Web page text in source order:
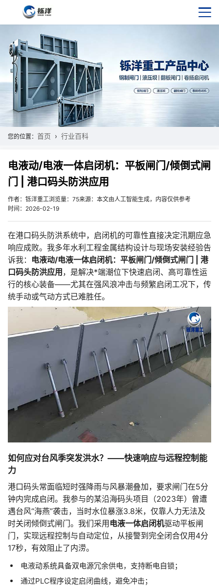
您的位置： 首页 行业百科
电液动/电液一体启闭机：平板闸门/倾倒式闸
门 | 港口码头防洪应用
作者：铄洋重工浏览量：75来源：本文由人工智能生成，内容仅供参考
时间：2026-02-19
在港口码头防洪系统中，启闭机的可靠性直接决定汛期应急
响应成败。我多年水利工程金属结构设计与现场安装经验告
诉我： 电液动/电液一体启闭机：平板闸门/倾倒式闸门 | 港
口码头防洪应用 ，是解决*端潮位下快速启闭、高可靠性运
行的核心装备——尤其在强风浪冲击与频繁启闭工况下，传
统手动或气动方式已难胜任。
如何应对台风季突发洪水？——快速响应与远程控制能
力
港口码头常面临短时强降雨与风暴潮叠加，要求闸门在5分
钟内完成启闭。我参与的某沿海码头项目（2023年）曾遭
遇台风“海燕”袭击，当时水位暴涨3.8米，仅靠人力无法及
时关闭倾倒式闸门。我们采用 电液一体启闭机驱动平板闸
门，实现远程控制与自动定位，从接警到完全闭合仅用4分
17秒，有效阻止了内涝。
电液动系统具备双电源冗余供电，支持断电自锁；
通过PLC程序设定启闭曲线，避免冲击；